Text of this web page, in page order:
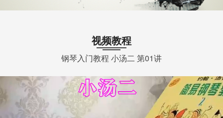
视频教程
钢琴入门教程 小汤二 第01讲